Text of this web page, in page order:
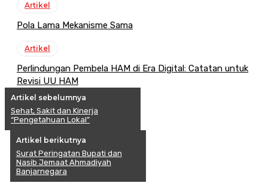
Artikel
Pola Lama Mekanisme Sama
Artikel
Perlindungan Pembela HAM di Era Digital: Catatan untuk
Revisi UU HAM
Artikel sebelumnya
Sehat, Sakit dan Kinerja
“Pengetahuan Lokal”
Artikel berikutnya
Surat Peringatan Bupati dan
Nasib Jemaat Ahmadiyah
Banjarnegara